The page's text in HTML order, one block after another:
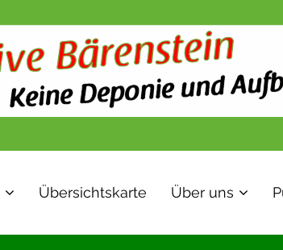
Übersichtskarte Über uns